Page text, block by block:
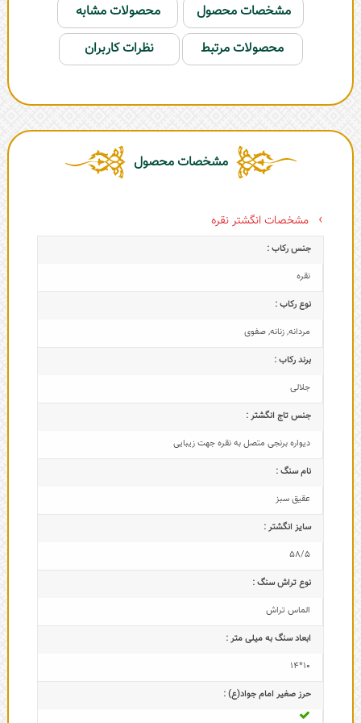
مشخصات محصول
محصولات مشابه
محصولات مرتبط
نظرات کاربران
مشخصات محصول
مشخصات انگشتر نقره
جنس رکاب :
نقره
نوع رکاب :
مردانه,زنانه,صفوی
برند رکاب :
جلالی
جنس تاج انگشتر :
دیواره برنجی متصل به نقره جهت زیبایی
نام سنگ :
عقیق سبز
سایز انگشتر :
58/5
نوع تراش سنگ :
الماس تراش
ابعاد سنگ به میلی متر :
10*14
حرز صغیر امام جواد(ع) :